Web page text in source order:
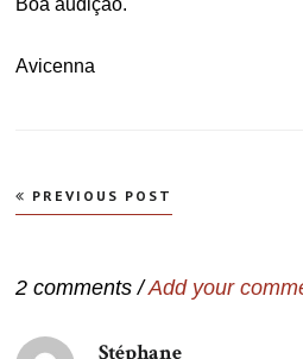
Boa audição.
Avicenna
Navegação
de
PREVIOUS POST
2 comments /Add your
Stéphane